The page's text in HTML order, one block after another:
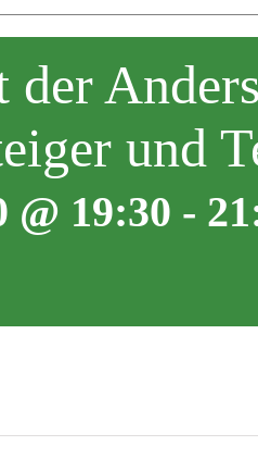
und
@ 19:30 -